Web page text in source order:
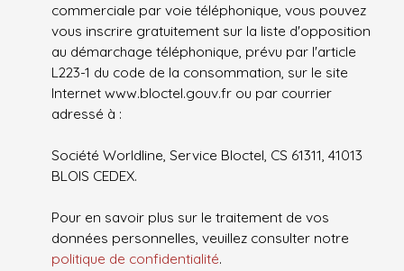
commerciale par voie téléphonique, vous pouvez
vous inscrire gratuitement sur la liste d'opposition
au démarchage téléphonique, prévu par l'article
L223-1 du code de la consommation, sur le site
Internet www.bloctel.gouv.fr ou par courrier
adressé à :
Société Worldline, Service Bloctel, CS 61311, 41013
BLOIS CEDEX.
Pour en savoir plus sur le traitement de vos
données personnelles, veuillez consulter notre
politique de confidentialité.